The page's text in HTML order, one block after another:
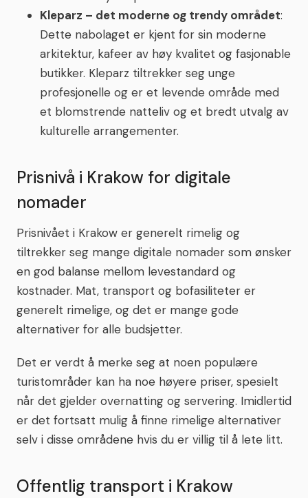
Kleparz – det moderne og trendy området:
Dette nabolaget er kjent for sin moderne
arkitektur, kafeer av høy kvalitet og fasjonable
butikker. Kleparz tiltrekker seg unge
profesjonelle og er et levende område med
et blomstrende natteliv og et bredt utvalg av
kulturelle arrangementer.
Prisnivå i Krakow for digitale
nomader
Prisnivået i Krakow er generelt rimelig og
tiltrekker seg mange digitale nomader som ønsker
en god balanse mellom levestandard og
kostnader. Mat, transport og bofasiliteter er
generelt rimelige, og det er mange gode
alternativer for alle budsjetter.
Det er verdt å merke seg at noen populære
turistområder kan ha noe høyere priser, spesielt
når det gjelder overnatting og servering. Imidlertid
er det fortsatt mulig å finne rimelige alternativer
selv i disse områdene hvis du er villig til å lete litt.
Offentlig transport i Krakow